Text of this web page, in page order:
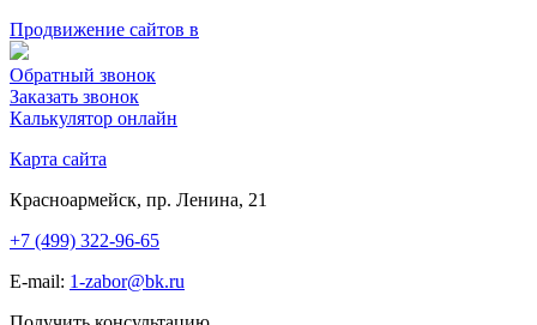
Продвижение сайтов в
Обратный звонок
Заказать звонок
Калькулятор онлайн
Карта сайта
Красноармейск, пр. Ленина, 21
+7 (499) 322-96-65
E-mail: 1-zabor@bk.ru